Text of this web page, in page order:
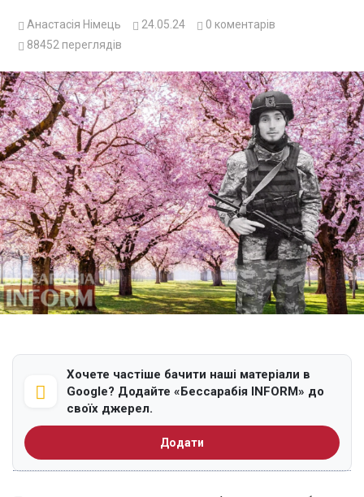
Анастасія Німець 24.05.24 0 коментарів
88452 переглядів
Хочете частіше бачити наші матеріали в
Google? Додайте «Бессарабія INFORM» до
своїх джерел.
Додати